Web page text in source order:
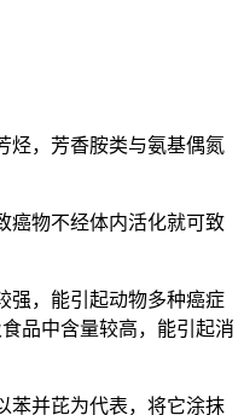
烃，芳香胺类与氨基偶氮
癌物不经体内活化就可致
强，能引起动物多种癌症
品中含量较高，能引起消
苯并芘为代表，将它涂抹